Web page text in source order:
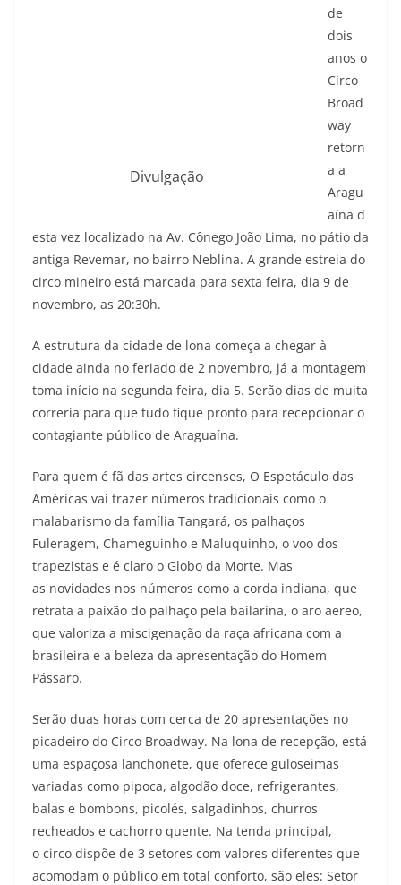
Divulgação
de
dois
anos o
Circo
Broad
way
retorn
a a
Aragu
aína d
esta vez localizado na Av. Cônego João Lima, no pátio da
antiga Revemar, no bairro Neblina. A grande estreia do
circo mineiro está marcada para sexta feira, dia 9 de
novembro, as 20:30h.
A estrutura da cidade de lona começa a chegar à
cidade ainda no feriado de 2 novembro, já a montagem
toma início na segunda feira, dia 5. Serão dias de muita
correria para que tudo fique pronto para recepcionar o
contagiante público de Araguaína.
Para quem é fã das artes circenses, O Espetáculo das
Américas vai trazer números tradicionais como o
malabarismo da família Tangará, os palhaços
Fuleragem, Chameguinho e Maluquinho, o voo dos
trapezistas e é claro o Globo da Morte. Mas
as novidades nos números como a corda indiana, que
retrata a paixão do palhaço pela bailarina, o aro aereo,
que valoriza a miscigenação da raça africana com a
brasileira e a beleza da apresentação do Homem
Pássaro.
Serão duas horas com cerca de 20 apresentações no
picadeiro do Circo Broadway. Na lona de recepção, está
uma espaçosa lanchonete, que oferece guloseimas
variadas como pipoca, algodão doce, refrigerantes,
balas e bombons, picolés, salgadinhos, churros
recheados e cachorro quente. Na tenda principal,
o circo dispõe de 3 setores com valores diferentes que
acomodam o público em total conforto, são eles: Setor